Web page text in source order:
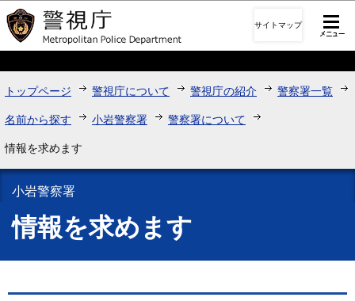
このページの本文へ移動
サイトマップ
トップページ 警視庁について 警視庁の紹介 警察署一覧
名前から探す 小岩警察署 警察署について
情報を求めます
小岩警察署
情報を求めます